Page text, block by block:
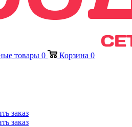
товары 0 Корзина 0
заказ
заказ